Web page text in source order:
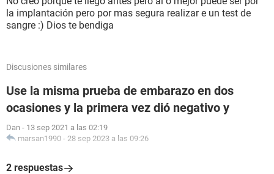
la implantación pero por mas segura realizar e un test de
sangre :) Dios te bendiga
Discusiones similares
Use la misma prueba de embarazo en dos
ocasiones y la primera vez dió negativo y
Dan - 13 sep 2021 a las 02:19
marsan1990 - 28 sep 2023 a las 09:26
2 respuestas